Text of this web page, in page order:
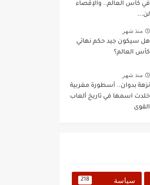
في كأس العالم.. والإقصاء
لن...
منذ شهر
هل سيكون جيد حكم نهائي
كأس العالم؟
منذ شهر
نزهة بدوان.. أسطورة مغربية
خلدت اسمها في تاريخ ألعاب
القوى
سياسة 218